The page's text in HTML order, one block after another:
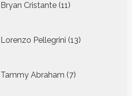
Bryan Cristante 11
producten
Lorenzo Pellegrini 13
producten
Tammy Abraham 7
producten